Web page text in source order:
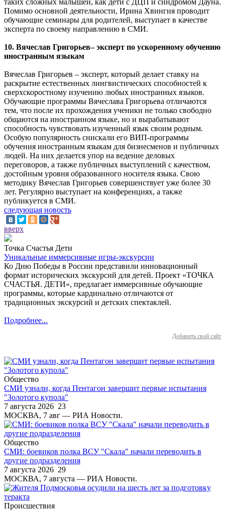
Помимо основной деятельности, Ирина Хвингия проводит
обучающие семинары для родителей, выступает в качестве
эксперта по своему направлению в СМИ.
10. Вячеслав Григорьев– эксперт по ускоренному обучению
иностранным языкам
Вячеслав Григорьев – эксперт, который делает ставку на
раскрытие естественных лингвистических способностей к
сверхскоростному изучению любых иностранных языков.
Обучающие программы Вячеслава Григорьева отличаются
тем, что после их прохождения ученики не только свободно
общаются на иностранном языке, но и вырабатывают
способность чувствовать изученный язык своим родным.
Особую популярность снискали его ВИП-программы
обучения иностранным языкам для бизнесменов и публичных
людей. На них делается упор на ведение деловых
переговоров, а также публичных выступлений с качеством,
достойным уровня образованного носителя языка. Свою
методику Вячеслав Григорьев совершенствует уже более 30
лет. Регулярно выступает на конференциях, а также
публикуется в СМИ.
следующая новость
вверх
Точка Счастья Дети
Уникальные иммерсивные игры-экскурсии
Ко Дню Победы в России представили инновационный
формат исторических экскурсий для детей. Проект «ТОЧКА
СЧАСТЬЯ. ДЕТИ», предлагает иммерсивные обучающие
программы, которые кардинально отличаются от
традиционных экскурсий и детских спектаклей.
Подробнее...
Добавить свой сайт
Общество
СМИ узнали, когда Пентагон завершит первые испытания
"Золотого купола"
7 августа 2026 23
МОСКВА, 7 авг — РИА Новости.
Общество
СМИ: боевиков полка ВСУ "Скала" начали переводить в
другие подразделения
7 августа 2026 29
МОСКВА, 7 августа — РИА Новости.
Происшествия